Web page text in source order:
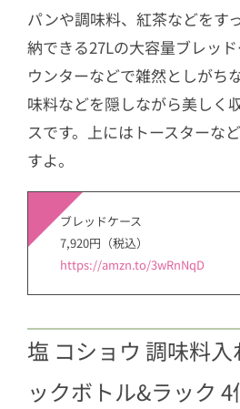
パンや調味料、紅茶などをす
納できる27Lの大容量ブレッ
ウンターなどで雑然としがち
味料などを隠しながら美しく
スです。上にはトースターな
すよ。
ブレッドケース
7,920円（税込）
https://amzn.to/3wRnNqD
塩 コショウ 調味料入
ックボトル&ラック 4